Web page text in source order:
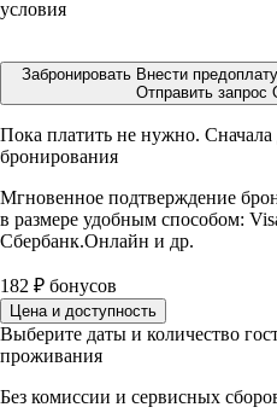
условия
Забронировать Внести предоплату
Отправить запрос
Пока платить не нужно.
бронирования
Мгновенное подтверждение
в размере удобным способом:
Сбербанк.Онлайн и др.
182 ₽ бонусов
Цена и доступность
Выберите даты и количество
проживания
Без комиссии и сервисных